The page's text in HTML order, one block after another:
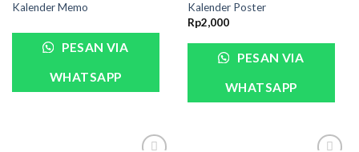
Kalender Memo
PESAN VIA
WHATSAPP
Kalender Poster
Rp2,000
PESAN VIA
WHATSAPP